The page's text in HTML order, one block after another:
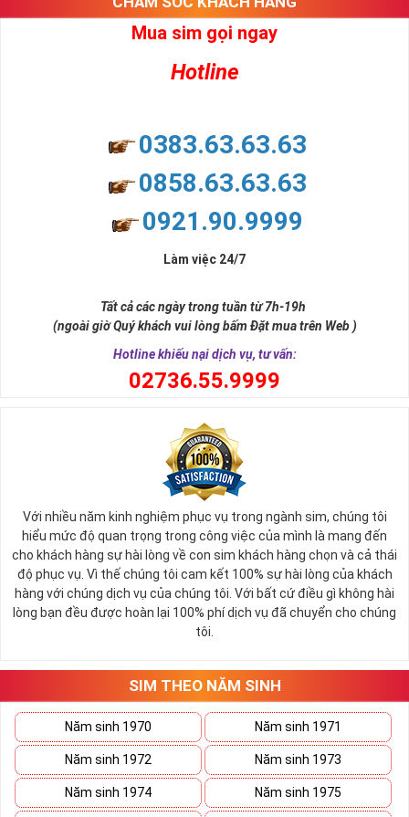
Chọn Mua Sim Số Đẹp VIettel Giá Rẻ
Với độ phủ sóng rộng khắp, cùng với chất lượng nghe gọi, tốc
độ truy cập nhanh nhất Viettel dã không ngừng phát triển và
trở thành sự lựa chọn hàng đầu của người tiêu dùng.
đầu số dành cho di động và đầu số điện thoại cố định, Fax,
Home Phone, trong đó các đầu số cổ Viettel như 096, 097,
098, 086 và các đầu số mới được chuyển từ 11 số về 10 số
như: 032, 033, 034, 035, 036, 037, 038, 039.
Theo đánh giá, cảm nhận của khách hàng với thương hiệu
Viettel như “Mức độ quen thuộc”, “Cân nhắc sử dụng thương
hiệu” và “Sẵn sàng giới thiệu thương hiệu” được xếp hạng cao
nhất với điểm số trên 9/10,
Bạn dang có nhu cầu tìm mua sim số đẹp Viettel? Bạn đang
phân vân không biết nên chọn địa chỉ nào uy tín - đảm bảo
khi mua sim, thay vì mất thơi gian để tìm kiếm bạn có thể
chọn mua sim số đep Viettel tại Simtiengiang.vn. Là một
trong TOP địa chỉ được người dùng lựa chọn và tín nhiệm
Tham khảo ngay:Phóng Sự Của VTC2 Tiêu Dùng
4.0 Về Sim Tiền Giang
Sim Số Đẹp Viettel Tại Sim Tiền
Mua sim gọi ngay
Hotline
0383.63.63.63
0858.63.63.63
0921.90.9999
Làm việc 24/7
Tất cả các ngày trong tuần từ 7h-19h
(ngoài giờ Quý khách vui lòng bấm Đặt mua trên Web )
Hotline khiếu nại dịch vụ, tư vấn:
02736.55.9999
Với nhiều năm kinh nghiệm phục vụ trong ngành sim, chúng tôi
hiểu mức độ quan trọng trong công việc của mình là mang đến
cho khách hàng sự hài lòng về con sim khách hàng chọn và cả thái
độ phục vụ. Vì thế chúng tôi cam kết 100% sự hài lòng của khách
hàng với chúng dịch vụ của chúng tôi. Với bất cứ điều gì không hài
lòng bạn đều được hoàn lại 100% phí dịch vụ đã chuyển cho chúng
tôi.
SIM THEO NĂM SINH
Năm sinh 1970 Năm sinh 1971
Năm sinh 1972 Năm sinh 1973
Năm sinh 1974 Năm sinh 1975